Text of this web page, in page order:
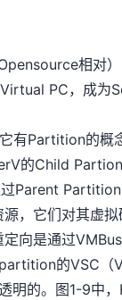
相对）
PC，成为
Partition的概
的Child
Parent
，它们对其虚
向是通过
的VSC（
明的。图1-9中